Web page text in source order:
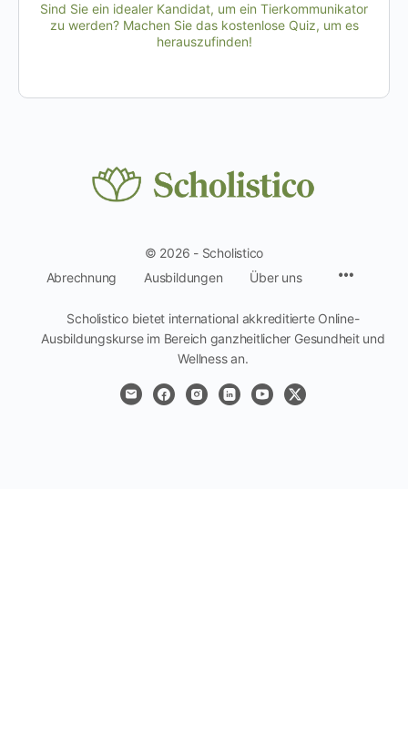
Sind Sie ein idealer Kandidat, um ein Tierkommunikator
zu werden? Machen Sie das kostenlose Quiz, um es
herauszufinden!
© 2026 - Scholistico
Abrechnung
Ausbildungen Über uns
Scholistico bietet international akkreditierte Online-
Ausbildungskurse im Bereich ganzheitlicher Gesundheit und
Wellness an.